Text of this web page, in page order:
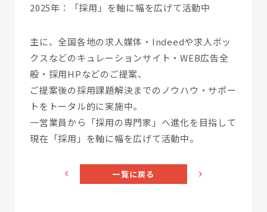
2025年：「採用」を軸に幅を広げて活動中
主に、全国各地の求人媒体・Indeedや求人ボッ
クスなどのキュレーションサイト・WEB広告全
般・採用HPなどのご提案、
ご提案後の採用課題解決までのノウハウ・サポー
トをトータル的に実施中。
一営業員から「採用の専門家」へ進化を目指して
現在「採用」を軸に幅を広げて活動中。
一覧に戻る